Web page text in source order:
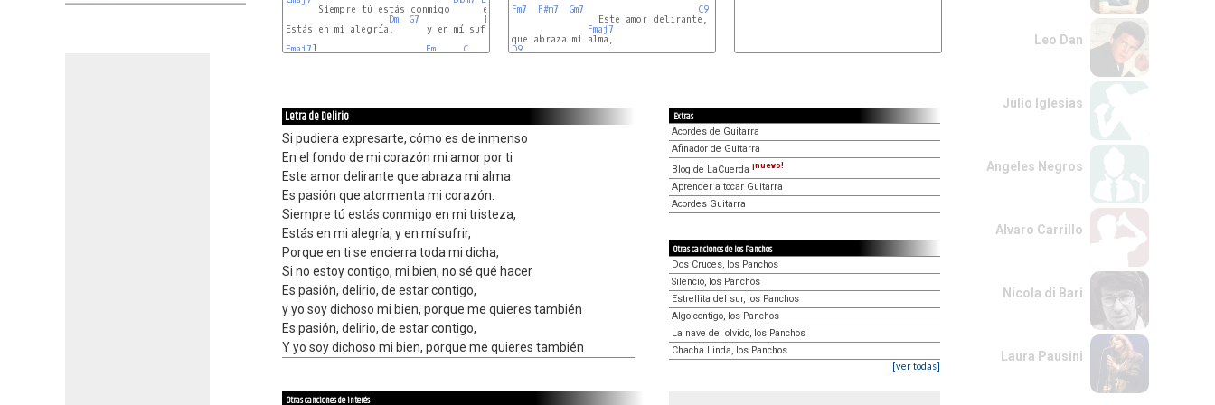
      Siempre tú estás conmigo      en mi tristeza,
Dm
G7 E
Estás en mi alegría,      y en mí sufrir,
Fmaj7] Fm C Dm6
Fm7 F#m7 Gm7
C9
                Este amor delirante,
Fmaj7
D9
Letra de Delirio
Si pudiera expresarte, cómo es de inmenso
En el fondo de mi corazón mi amor por ti
Este amor delirante que abraza mi alma
Es pasión que atormenta mi corazón.
Siempre tú estás conmigo en mi tristeza,
Estás en mi alegría, y en mí sufrir,
Porque en ti se encierra toda mi dicha,
Si no estoy contigo, mi bien, no sé qué hacer
Es pasión, delirio, de estar contigo,
y yo soy dichoso mi bien, porque me quieres también
Es pasión, delirio, de estar contigo,
Y yo soy dichoso mi bien, porque me quieres también
Extras
Acordes de Guitarra
Afinador de Guitarra
Blog de LaCuerda ¡nuevo!
Aprender a tocar Guitarra
Acordes Guitarra
Otras canciones de los Panchos
Dos Cruces, los Panchos
Silencio, los Panchos
Estrellita del sur, los Panchos
Algo contigo, los Panchos
La nave del olvido, los Panchos
Chacha Linda, los Panchos
[ver todas]
Otras canciones de interés
Leo Dan
Julio Iglesias
Angeles Negros
Alvaro Carrillo
Nicola di Bari
Laura Pausini